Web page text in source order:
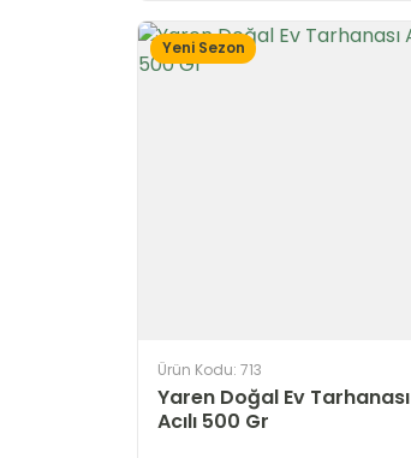
Yeni Sezon
Ürün Kodu: 713
Yaren Doğal Ev Tarhanası
Acılı 500 Gr